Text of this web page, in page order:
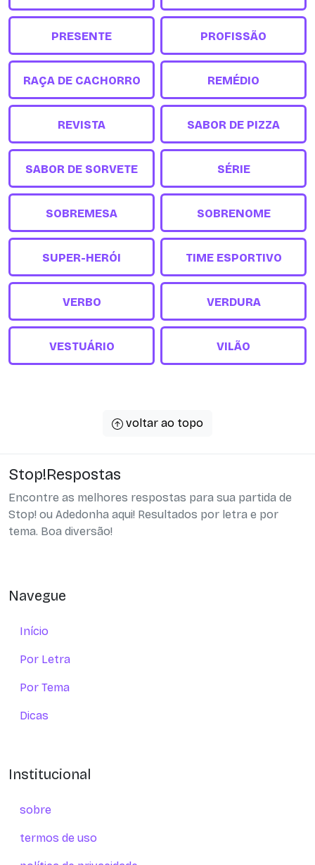
PRESENTE PROFISSÃO
RAÇA DE CACHORRO REMÉDIO
REVISTA SABOR DE PIZZA
SABOR DE SORVETE SÉRIE
SOBREMESA SOBRENOME
SUPER-HERÓI TIME ESPORTIVO
VERBO VERDURA
VESTUÁRIO VILÃO
voltar ao topo
Stop!Respostas
Encontre as melhores respostas para sua partida de
Stop! ou Adedonha aqui! Resultados por letra e por
tema. Boa diversão!
Navegue
Início
Por Letra
Por Tema
Dicas
Institucional
sobre
termos de uso